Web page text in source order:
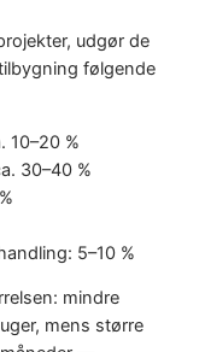
udgør de
følgende
10–20 %
30–40 %
5–10 %
mindre
mens større